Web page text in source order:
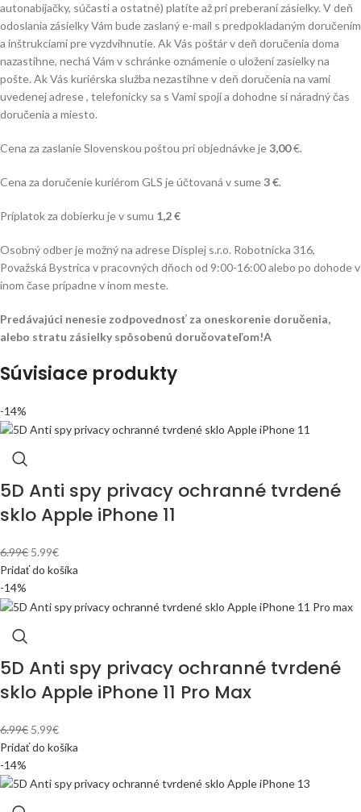
autonabíjačky, súčasti a ostatné) platíte až pri preberaní zásielky. V deň
odoslania zásielky Vám bude zaslaný e-mail s predpokladaným doručením
a inštrukciami pre vyzdvihnutie. Ak Vás poštár v deň doručenia doma
nazastihne, nechá Vám v schránke oznámenie o uložení zasielky na
pošte. Ak Vás kuriérska služba nezastihne v deň doručenia na vami
uvedenej adrese , telefonicky sa s Vami spojí a dohodne si náradný čas
doručenia a miesto.
Cena za zaslanie Slovenskou poštou pri objednávke je3,00€.
Cena za doručenie kuriérom GLS je účtovaná v sume3 €.
Príplatok za dobierku je v sumu 1,2 €
Osobný odber je možný na adrese Displej s.r.o. Robotnícka 316,
Považská Bystrica v pracovných dňoch od 9:00-16:00 alebo po dohode v
inom čase prípadne v inom meste.
Predávajúci nenesie zodpovednosť za oneskorenie doručenia,
alebo stratu zásielky spôsobenú doručovateľom!A
Súvisiace produkty
-14%
5D Anti spy privacy ochranné tvrdené
sklo Apple iPhone 11
6.99€ 5.99€
Pridať do košíka
-14%
5D Anti spy privacy ochranné tvrdené
sklo Apple iPhone 11 Pro Max
6.99€ 5.99€
Pridať do košíka
-14%